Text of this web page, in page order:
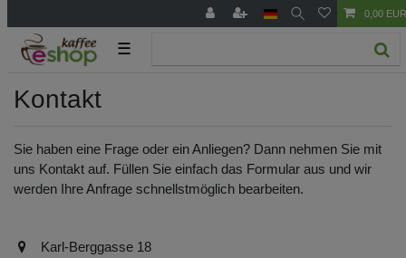
0,00 EUR
☰
Kontakt
Sie haben eine Frage oder ein Anliegen? Dann nehmen Sie mit
uns Kontakt auf. Füllen Sie einfach das Formular aus und wir
werden Ihre Anfrage schnellstmöglich bearbeiten.
Karl-Berggasse 18